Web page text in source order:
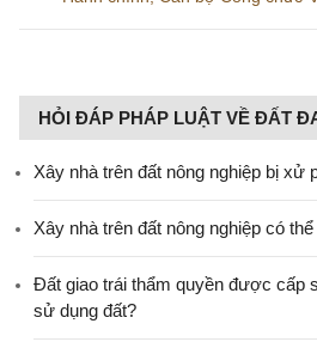
HỎI ĐÁP PHÁP LUẬT VỀ ĐẤT
Xây nhà trên đất nông nghiệp bị xử
Xây nhà trên đất nông nghiệp có
Đất giao trái thẩm quyền được cấp
sử dụng đất?